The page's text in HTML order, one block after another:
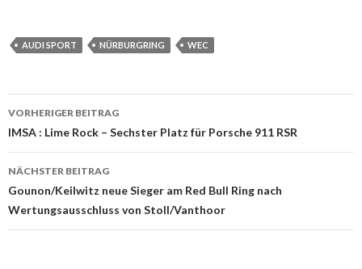
Weltmeistersch
AUDI SPORT NÜRBURGRING WEC
Beitrags-
Navigation
VORHERIGER BEITRAG
IMSA : Lime Rock – Sechster Platz für Porsche 911 RSR
NÄCHSTER BEITRAG
Gounon/Keilwitz neue Sieger am Red Bull Ring nach
Wertungsausschluss von Stoll/Vanthoor